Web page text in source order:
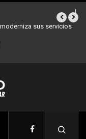
y ya son 90 en toda